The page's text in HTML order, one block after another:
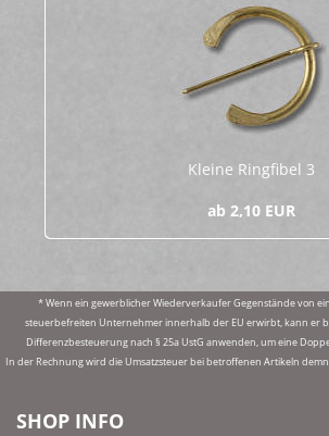
Klei­ne Ring­fi­bel 3
ab 2,10 EUR
* Wenn ein gewerblicher Wiederverkaufer Gegenstände von
steuerbefreiten Unternehmer innerhalb der EU erwirbt, kann er
Differenzbesteuerung nach § 25a UstG anwenden, um eine
In der Rechnung wird die Umsatzsteuer bei betroffenen Artikeln
SHOP INFO